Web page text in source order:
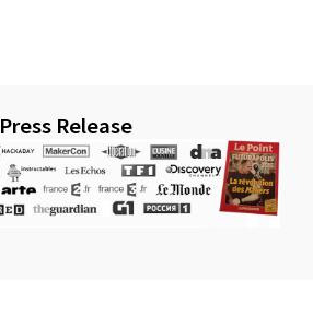
Press Release